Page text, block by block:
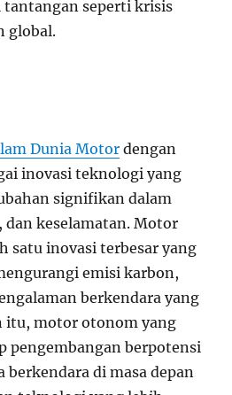
tantangan seperti krisis
global.
Dunia Motor dengan
inovasi teknologi yang
signifikan dalam
keselamatan. Motor
satu inovasi terbesar yang
emisi karbon,
berkendara yang
itu, motor otonom yang
pengembangan berpotensi
berkendara di masa depan